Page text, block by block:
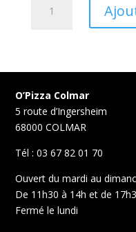
O’Pizza Colmar
5 route d’Ingersheim
68000 COLMAR
Tél : 03 67 82 01 70
Ouvert du mardi au
De 11h30 à 14h et de
Fermé le lundi